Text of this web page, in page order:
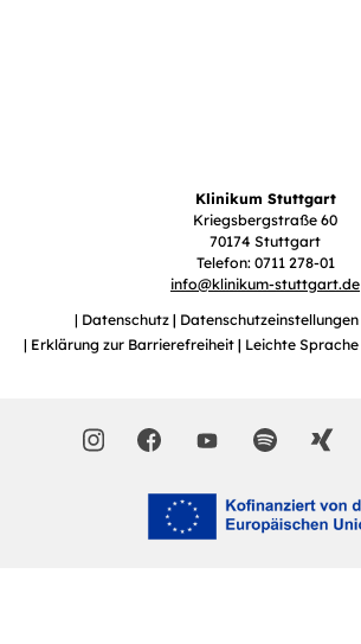
Klinikum Stuttgart
Kriegsbergstraße 60
70174 Stuttgart
Telefon: 0711 278-01
info@klinikum-stuttgart.de
Datenschutz
Datenschutzeinstellungen
Erklärung zur Barrierefreiheit
Leichte Sprache